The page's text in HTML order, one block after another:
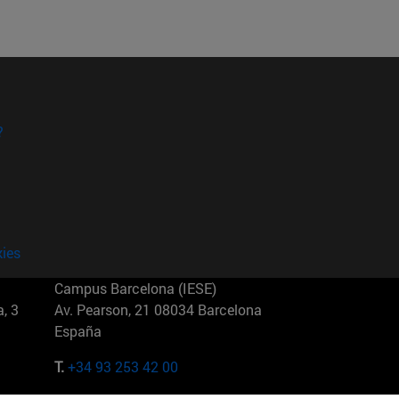
3
Campus Barcelona (IESE)
Av. Pearson, 21 08034 Barcelona
España
T.+34 93 253 42 00